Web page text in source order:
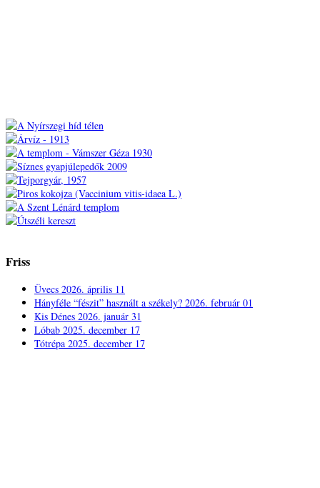
Friss
Üvecs 2026. április 11
Hányféle “fészit” használt a székely? 2026. február 01
Kis Dénes 2026. január 31
Lóbab 2025. december 17
Tótrépa 2025. december 17